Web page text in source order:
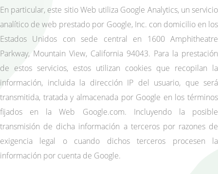
En particular, este sitio Web utiliza Google Analytics, un servicio
analítico de web prestado por Google, Inc. con domicilio en los
Estados Unidos con sede central en 1600 Amphitheatre
Parkway, Mountain View, California 94043. Para la prestación
de estos servicios, estos utilizan cookies que recopilan la
información, incluida la dirección IP del usuario, que será
transmitida, tratada y almacenada por Google en los términos
fijados en la Web Google.com. Incluyendo la posible
transmisión de dicha información a terceros por razones de
exigencia legal o cuando dichos terceros procesen la
información por cuenta de Google.